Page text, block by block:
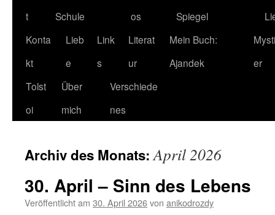
t
Schule
os
Spiegel
Konta
kt
Lieb
e
Link
s
Literat
ur
Mein Buch:
Ajandek
er
Tolst
oi
Über
mich
Verschiede
nes
Archiv des Monats:April 2026
30. April – Sinn des Lebens
Veröffentlicht am 30. April 2026von anikodrozdy